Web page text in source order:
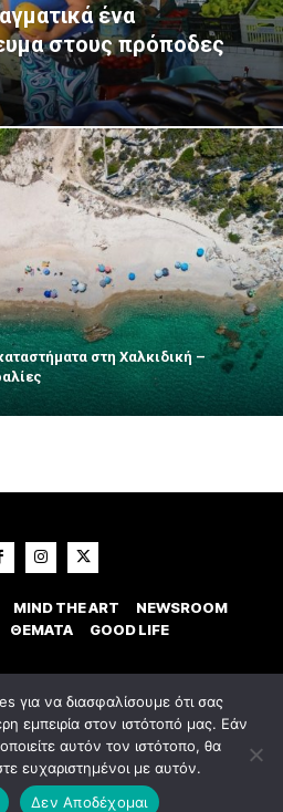
ένα
στους πρόποδες
στη Χαλκιδική –
MIND THE ART
NEWSROOM
ΘΕΜΑΤΑ GOOD LIFE
Κατασκευή Ιστοσελίδας
agency
Οροι χρήσης
για να διασφαλίσουμε ότι σας
εμπειρία στον ιστότοπό μας. Εάν
αυτόν τον ιστότοπο, θα
ευχαριστημένοι με αυτόν.
Δεν Αποδέχομαι